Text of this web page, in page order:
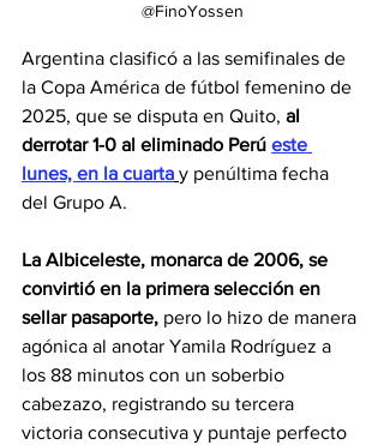
@FinoYossen
Argentina clasificó a las semifinales de
la Copa América de fútbol femenino de
2025, que se disputa en Quito, al
derrotar 1-0 al eliminado Perú este
lunes, en la cuarta y penúltima fecha
del Grupo A.
La Albiceleste, monarca de 2006, se
convirtió en la primera selección en
sellar pasaporte, pero lo hizo de manera
agónica al anotar Yamila Rodríguez a
los 88 minutos con un soberbio
cabezazo, registrando su tercera
victoria consecutiva y puntaje perfecto